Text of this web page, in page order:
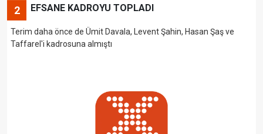
2 EFSANE KADROYU TOPLADI
Terim daha önce de Ümit Davala, Levent Şahin, Hasan Şaş ve
Taffarel'i kadrosuna almıştı